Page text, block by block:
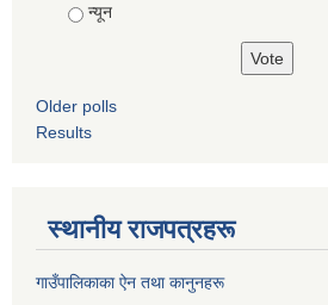
न्यून
Older polls
Results
स्थानीय राजपत्रहरू
गाउँपालिकाका ऐन तथा कानुनहरू